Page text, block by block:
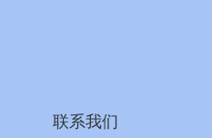
联系我们